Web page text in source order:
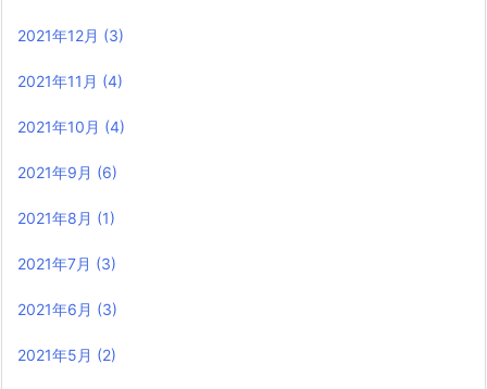
2021年12月 (3)
2021年11月 (4)
2021年10月 (4)
2021年9月 (6)
2021年8月 (1)
2021年7月 (3)
2021年6月 (3)
2021年5月 (2)